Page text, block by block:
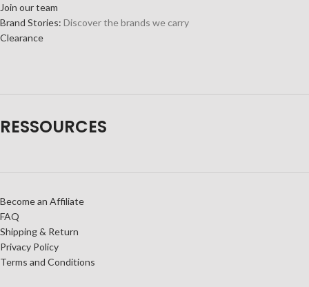
Join our team
Brand Stories: Discover the brands we carry
Clearance
RESSOURCES
Become an Affiliate
FAQ
Shipping & Return
Privacy Policy
Terms and Conditions